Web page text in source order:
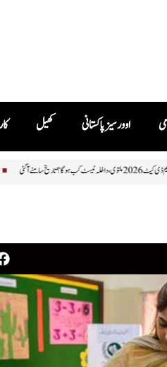
کھیل اوورسیز پاکستانی
وزیراعظم کی ہدایت پر ایم ڈی کیٹ 2026 ملتوی، داخلہ ٹیسٹ کب ہوگا؟ تاریخ سامنے آگئی